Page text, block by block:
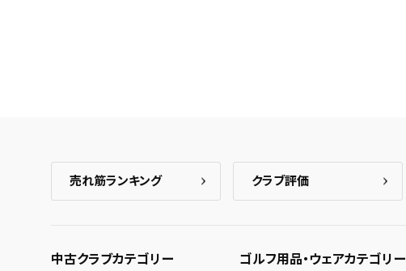
売れ筋ランキング クラブ評価
中古クラブカテゴリー ゴルフ用品・ウェアカテゴリー